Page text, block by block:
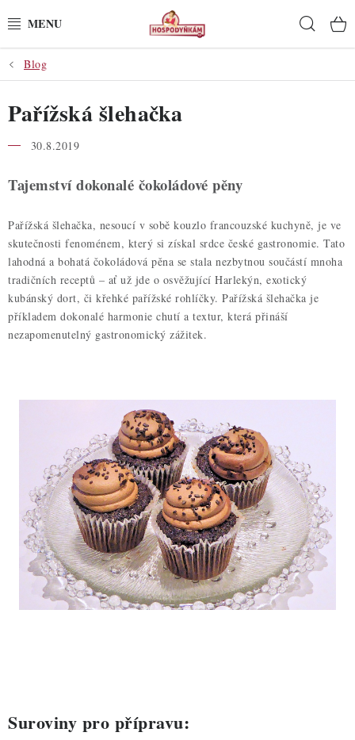
na
POTŘEBY
POMŮCKY
SUROVINY
DEKORACE
PRO OSLAVY
DO KUCHYNĚ
POCHUTINY
DÁRKOVÉ POUKAZY
TÉMATICKÉ PRODUKTY
PROFI BALENÍ
NOVÉ ZBOŽÍ
ZNAČKY
Nepřevzetí zásilky na dobírku
Obchodní podmínky
Blog
Pařížská šlehačka
30.8.2019
Tajemství dokonalé čokoládové pěny
Pařížská šlehačka, nesoucí v sobě kouzlo francouzské kuchyně, je ve
skutečnosti fenoménem, který si získal srdce české gastronomie. Tato
lahodná a bohatá čokoládová pěna se stala nezbytnou součástí mnoha
tradičních receptů – ať už jde o osvěžující Harlekýn, exotický
kubánský dort, či křehké pařížské rohlíčky. Pařížská šlehačka je
příkladem dokonalé harmonie chutí a textur, která přináší
nezapomenutelný gastronomický zážitek.
Suroviny pro přípravu: